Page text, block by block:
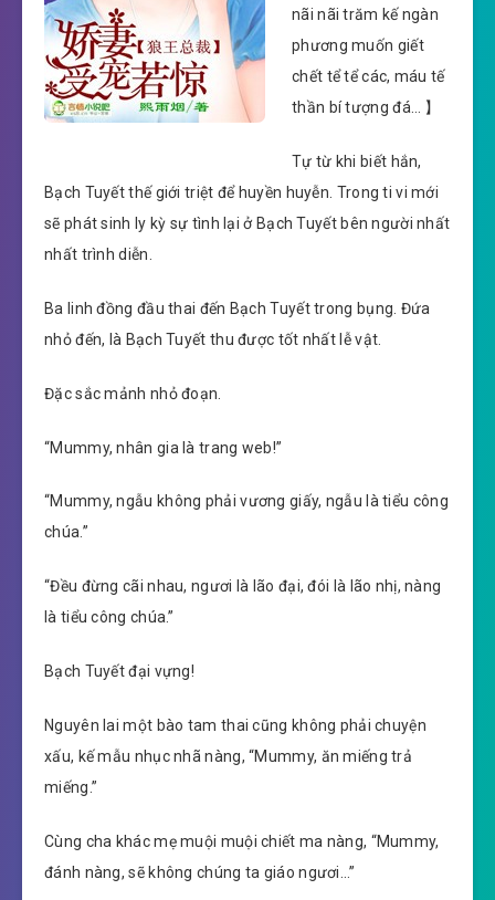
nãi nãi trăm kế ngàn
phương muốn giết
chết tể tể các, máu tế
thần bí tượng đá… 】
Tự từ khi biết hắn,
Bạch Tuyết thế giới triệt để huyền huyễn. Trong ti vi mới
sẽ phát sinh ly kỳ sự tình lại ở Bạch Tuyết bên người nhất
nhất trình diễn.
Ba linh đồng đầu thai đến Bạch Tuyết trong bụng. Đứa
nhỏ đến, là Bạch Tuyết thu được tốt nhất lễ vật.
Đặc sắc mảnh nhỏ đoạn.
“Mummy, nhân gia là trang web!”
“Mummy, ngẫu không phải vương giấy, ngẫu là tiểu công
chúa.”
“Đều đừng cãi nhau, ngươi là lão đại, đói là lão nhị, nàng
là tiểu công chúa.”
Bạch Tuyết đại vựng!
Nguyên lai một bào tam thai cũng không phải chuyện
xấu, kế mẫu nhục nhã nàng, “Mummy, ăn miếng trả
miếng.”
Cùng cha khác mẹ muội muội chiết ma nàng, “Mummy,
đánh nàng, sẽ không chúng ta giáo ngươi…”